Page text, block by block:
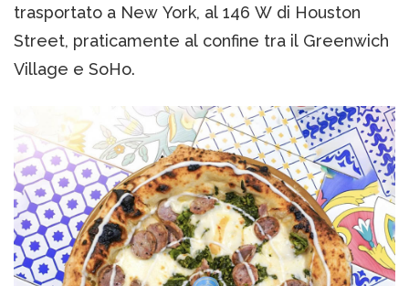
trasportato a New York, al 146 W di Houston
Street, praticamente al confine tra il Greenwich
Village e SoHo.